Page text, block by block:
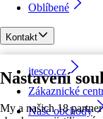
Nastavení
My a našich 18
Oblíbené
Kontakt
itesco.cz
Zákaznické
Naše obchody